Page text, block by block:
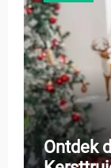
Ontdek